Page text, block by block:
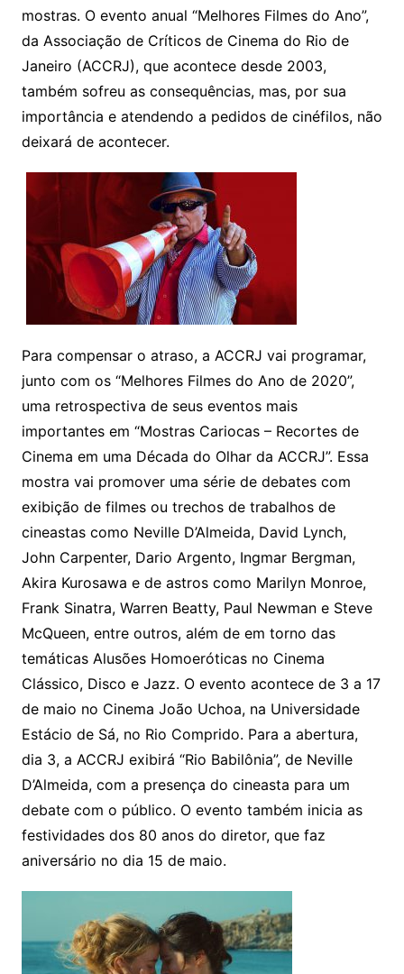
mostras. O evento anual “Melhores Filmes do Ano”,
da Associação de Críticos de Cinema do Rio de
Janeiro (ACCRJ), que acontece desde 2003,
também sofreu as consequências, mas, por sua
importância e atendendo a pedidos de cinéfilos, não
deixará de acontecer.
Para compensar o atraso, a ACCRJ vai programar,
junto com os “Melhores Filmes do Ano de 2020”,
uma retrospectiva de seus eventos mais
importantes em “Mostras Cariocas – Recortes de
Cinema em uma Década do Olhar da ACCRJ”. Essa
mostra vai promover uma série de debates com
exibição de filmes ou trechos de trabalhos de
cineastas como Neville D’Almeida, David Lynch,
John Carpenter, Dario Argento, Ingmar Bergman,
Akira Kurosawa e de astros como Marilyn Monroe,
Frank Sinatra, Warren Beatty, Paul Newman e Steve
McQueen, entre outros, além de em torno das
temáticas Alusões Homoeróticas no Cinema
Clássico, Disco e Jazz. O evento acontece de 3 a 17
de maio no Cinema João Uchoa, na Universidade
Estácio de Sá, no Rio Comprido. Para a abertura,
dia 3, a ACCRJ exibirá “Rio Babilônia”, de Neville
D’Almeida, com a presença do cineasta para um
debate com o público. O evento também inicia as
festividades dos 80 anos do diretor, que faz
aniversário no dia 15 de maio.